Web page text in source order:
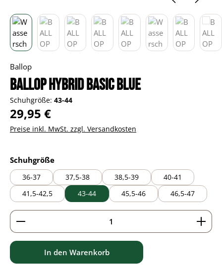
Ballop
BALLOP Hybrid basic blue
Schuhgröße: 43-44
Regulärer Preis:
29,95 €
Preise inkl. MwSt. zzgl. Versandkosten
Schuhgrößeauswählen
36-37 37,5-38 38,5-39
40-41
41,5-42,5
43-44 45,5-46 46,5-47
Produkt Anzahl: Gib den gewünschten Wert ein
In den Warenkorb